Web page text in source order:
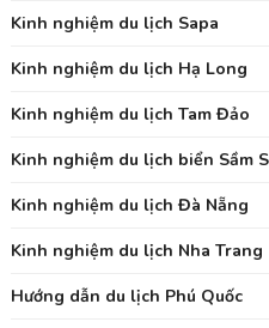
Kinh nghiệm du lịch Sapa
Kinh nghiệm du lịch Hạ Long
Kinh nghiệm du lịch Tam Đảo
Kinh nghiệm du lịch biển Sầm
Kinh nghiệm du lịch Đà Nẵng
Kinh nghiệm du lịch Nha Trang
Hướng dẫn du lịch Phú Quốc